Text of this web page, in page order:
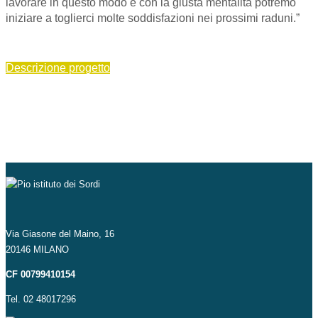
lavorare in questo modo e con la giusta mentalità potremo
iniziare a toglierci molte soddisfazioni nei prossimi raduni.”
Descrizione progetto
Via Giasone del Maino, 16
20146 MILANO
CF 00799410154
Tel. 02 48017296